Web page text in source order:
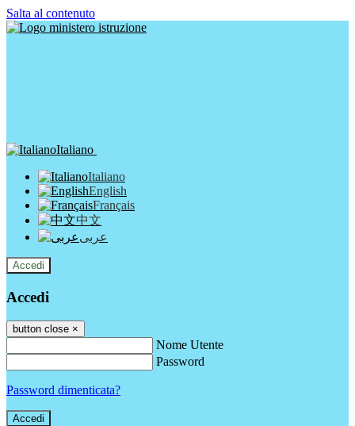
Salta al contenuto
Italiano
Italiano
English
Français
中文
عربى
Accedi
Accedi
button close ×
Nome Utente
Password
Password dimenticata?